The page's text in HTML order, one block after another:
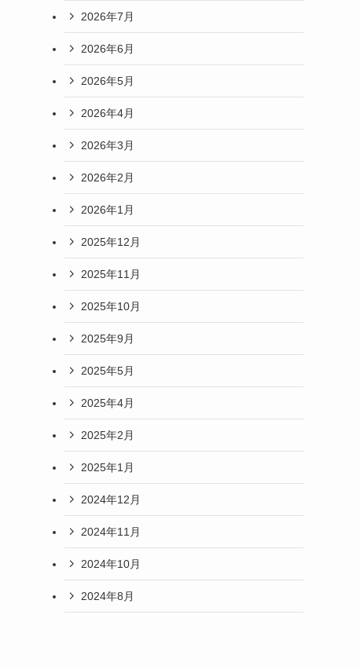
2026年7月
2026年6月
2026年5月
2026年4月
2026年3月
2026年2月
2026年1月
2025年12月
2025年11月
2025年10月
2025年9月
2025年5月
2025年4月
2025年2月
2025年1月
2024年12月
2024年11月
2024年10月
2024年8月